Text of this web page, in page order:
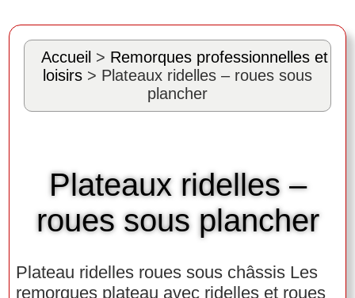
Accueil > Remorques professionnelles et
loisirs > Plateaux ridelles – roues sous
plancher
Plateaux ridelles –
roues sous plancher
Plateau ridelles roues sous châssis Les
remorques plateau avec ridelles et roues